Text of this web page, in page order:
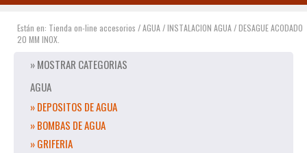
Están en: Tienda on-line accesorios /AGUA/INSTALACION AGUA/DESAGUE ACODADO
20 MM INOX.
» MOSTRAR CATEGORIAS
AGUA
» DEPOSITOS DE AGUA
» BOMBAS DE AGUA
» GRIFERIA